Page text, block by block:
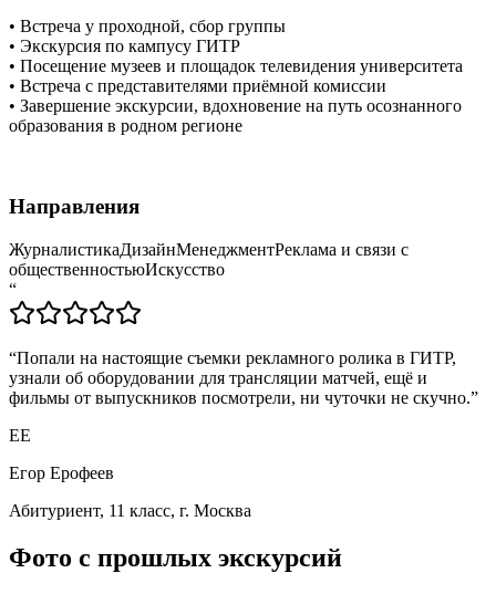
• Встреча у проходной, сбор группы
• Экскурсия по кампусу ГИТР
• Посещение музеев и площадок телевидения университета
• Встреча с представителями приёмной комиссии
• Завершение экскурсии, вдохновение на путь осознанного
образования в родном регионе
Направления
ЖурналистикаДизайнМенеджментРеклама и связи с
общественностьюИскусство
“
“Попали на настоящие съемки рекламного ролика в ГИТР,
узнали об оборудовании для трансляции матчей, ещё и
фильмы от выпускников посмотрели, ни чуточки не скучно.”
ЕЕ
Егор Ерофеев
Абитуриент, 11 класс, г. Москва
Фото с прошлых экскурсий